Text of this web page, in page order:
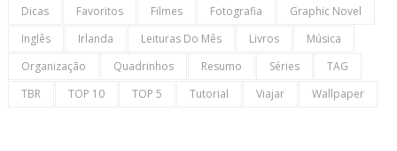
Dicas Favoritos Filmes Fotografia
Graphic Novel
Inglês
Irlanda Leituras Do Mês Livros
Música
Organização
Quadrinhos Resumo Séries
TAG
TBR
TOP 10 TOP 5 Tutorial Viajar Wallpaper